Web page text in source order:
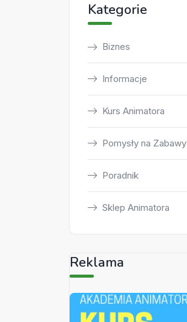
Kategorie
Biznes
Informacje
Kurs Animatora
Pomysły na Zabawy
Poradnik
Sklep Animatora
Reklama